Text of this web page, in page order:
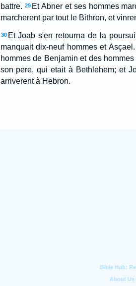
battre. 29 Et Abner et ses hommes
marcherent par tout le Bithron, et
30 Et Joab s'en retourna de la
manquait dix-neuf hommes et Asçael.
hommes de Benjamin et des hommes
son pere, qui etait à Bethlehem; et
arriverent à Hebron.